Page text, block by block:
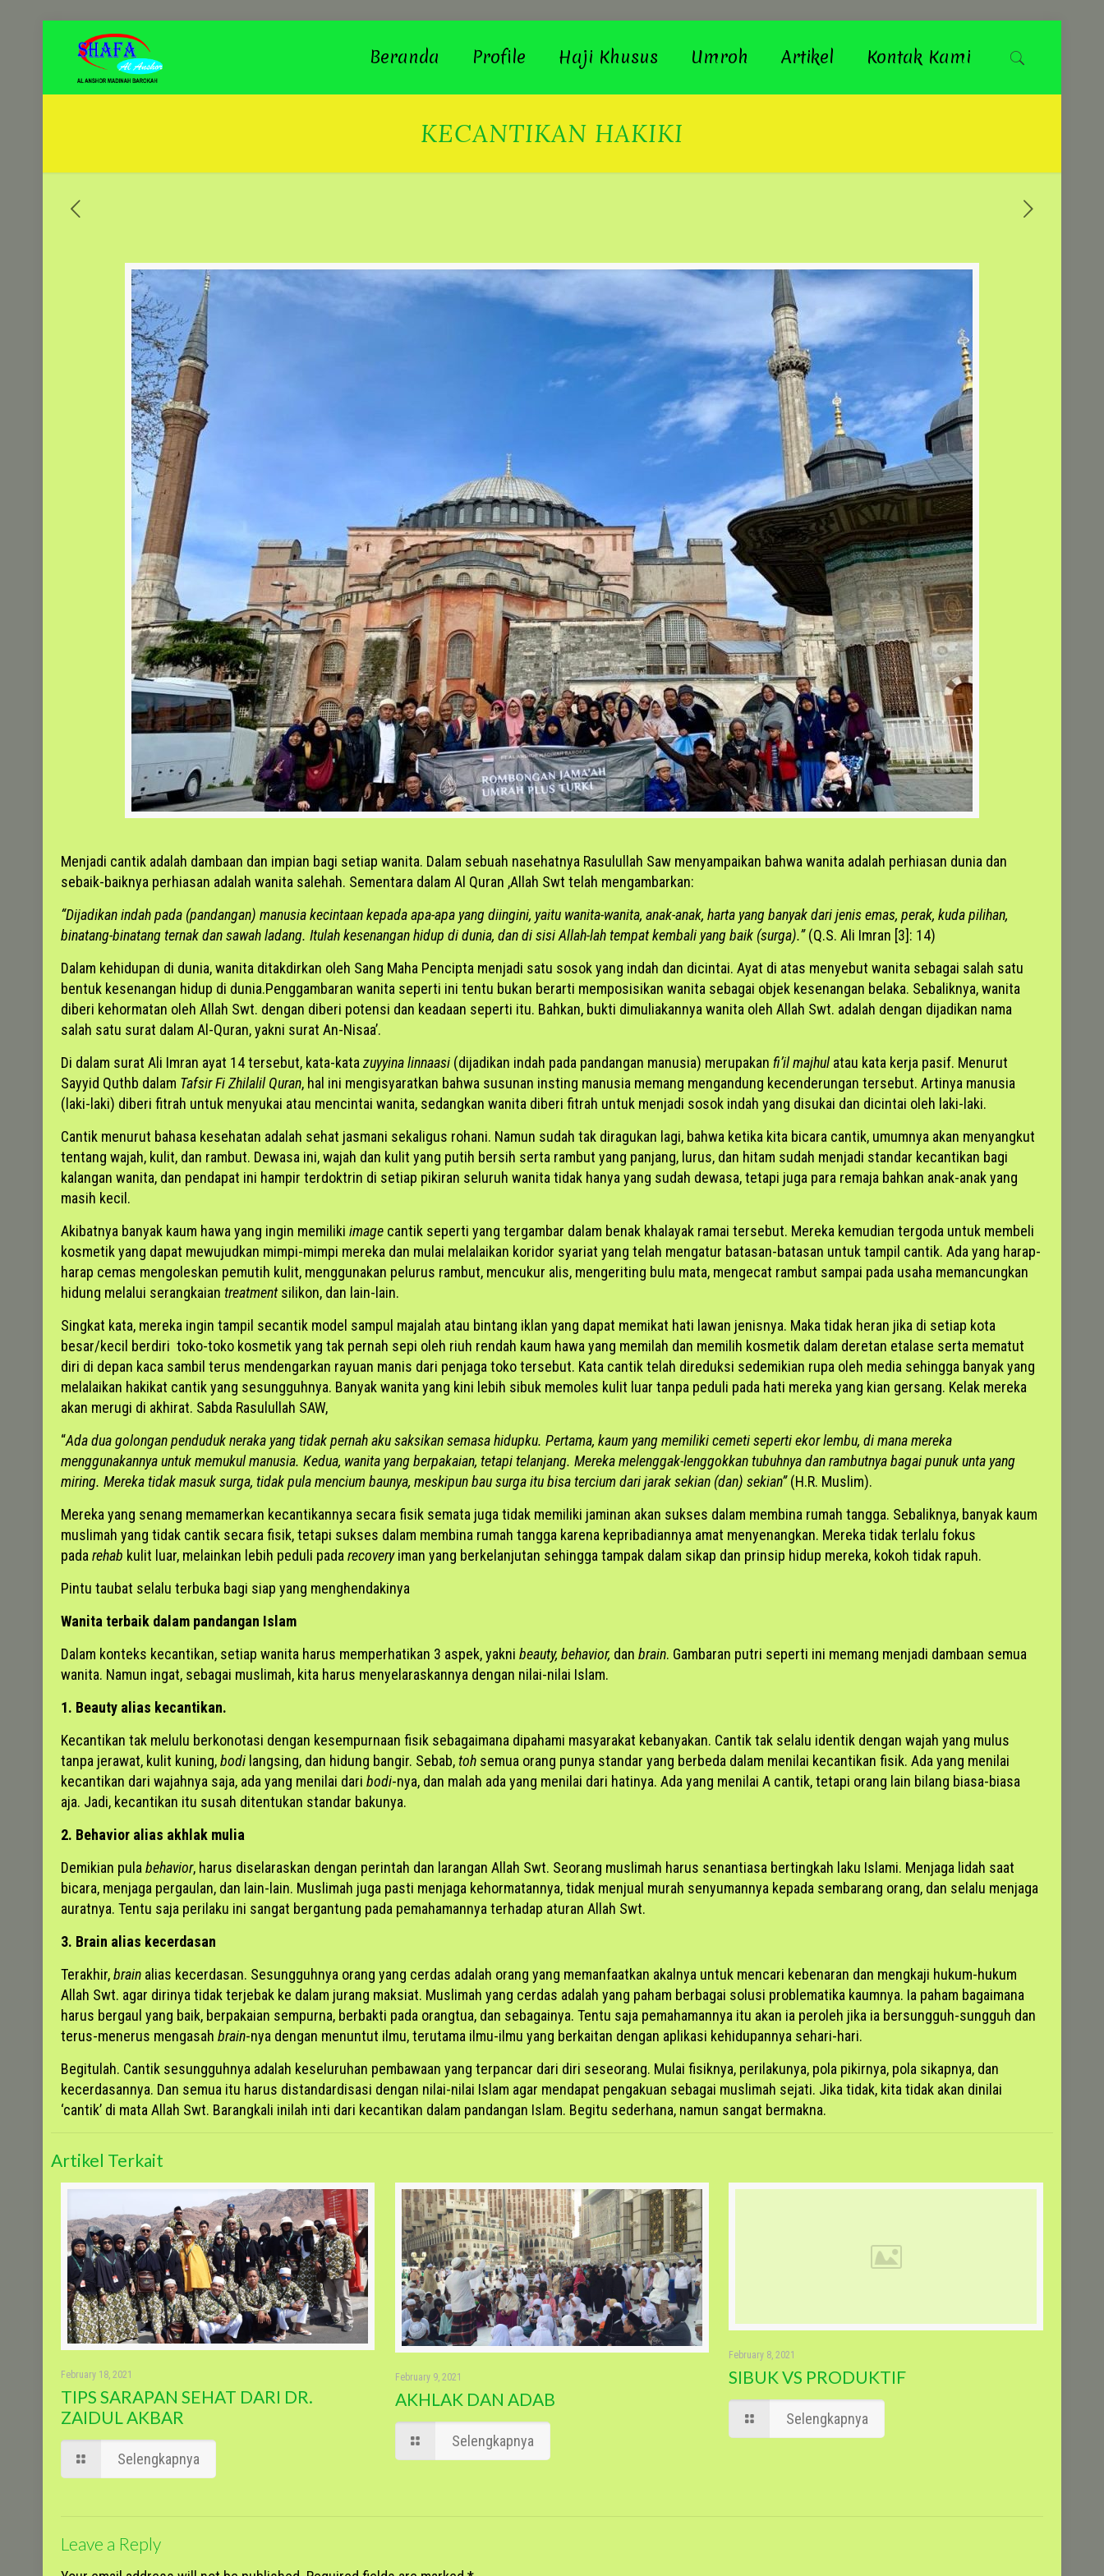
Beranda Profile Haji Khusus Umroh Artikel Kontak Kami
KECANTIKAN HAKIKI
Menjadi cantik adalah dambaan dan impian bagi setiap wanita. Dalam sebuah nasehatnya Rasulullah Saw menyampaikan bahwa wanita adalah perhiasan dunia dan
sebaik-baiknya perhiasan adalah wanita salehah. Sementara dalam Al Quran ,Allah Swt telah mengambarkan:
“Dijadikan indah pada (pandangan) manusia kecintaan kepada apa-apa yang diingini, yaitu wanita-wanita, anak-anak, harta yang banyak dari jenis emas, perak, kuda pilihan,
binatang-binatang ternak dan sawah ladang. Itulah kesenangan hidup di dunia, dan di sisi Allah-lah tempat kembali yang baik (surga).”(Q.S. Ali Imran [3]: 14)
Dalam kehidupan di dunia, wanita ditakdirkan oleh Sang Maha Pencipta menjadi satu sosok yang indah dan dicintai. Ayat di atas menyebut wanita sebagai salah satu
bentuk kesenangan hidup di dunia.Penggambaran wanita seperti ini tentu bukan berarti memposisikan wanita sebagai objek kesenangan belaka. Sebaliknya, wanita
diberi kehormatan oleh Allah Swt. dengan diberi potensi dan keadaan seperti itu. Bahkan, bukti dimuliakannya wanita oleh Allah Swt. adalah dengan dijadikan nama
salah satu surat dalam Al-Quran, yakni surat An-Nisaa’.
Di dalam surat Ali Imran ayat 14 tersebut, kata-katazuyyina linnaasi (dijadikan indah pada pandangan manusia) merupakanfi’il majhulatau kata kerja pasif. Menurut
Sayyid Quthb dalam Tafsir Fi Zhilalil Quran, hal ini mengisyaratkan bahwa susunan insting manusia memang mengandung kecenderungan tersebut. Artinya manusia
(laki-laki) diberi fitrah untuk menyukai atau mencintai wanita, sedangkan wanita diberi fitrah untuk menjadi sosok indah yang disukai dan dicintai oleh laki-laki.
Cantik menurut bahasa kesehatan adalah sehat jasmani sekaligus rohani. Namun sudah tak diragukan lagi, bahwa ketika kita bicara cantik, umumnya akan menyangkut
tentang wajah, kulit, dan rambut. Dewasa ini, wajah dan kulit yang putih bersih serta rambut yang panjang, lurus, dan hitam sudah menjadi standar kecantikan bagi
kalangan wanita, dan pendapat ini hampir terdoktrin di setiap pikiran seluruh wanita tidak hanya yang sudah dewasa, tetapi juga para remaja bahkan anak-anak yang
masih kecil.
Akibatnya banyak kaum hawa yang ingin memilikiimage cantik seperti yang tergambar dalam benak khalayak ramai tersebut. Mereka kemudian tergoda untuk membeli
kosmetik yang dapat mewujudkan mimpi-mimpi mereka dan mulai melalaikan koridor syariat yang telah mengatur batasan-batasan untuk tampil cantik. Ada yang harap-
harap cemas mengoleskan pemutih kulit, menggunakan pelurus rambut, mencukur alis, mengeriting bulu mata, mengecat rambut sampai pada usaha memancungkan
hidung melalui serangkaiantreatmentsilikon, dan lain-lain.
Singkat kata, mereka ingin tampil secantik model sampul majalah atau bintang iklan yang dapat memikat hati lawan jenisnya. Maka tidak heran jika di setiap kota
besar/kecil berdiri toko-toko kosmetik yang tak pernah sepi oleh riuh rendah kaum hawa yang memilah dan memilih kosmetik dalam deretan etalase serta mematut
diri di depan kaca sambil terus mendengarkan rayuan manis dari penjaga toko tersebut. Kata cantik telah direduksi sedemikian rupa oleh media sehingga banyak yang
melalaikan hakikat cantik yang sesungguhnya. Banyak wanita yang kini lebih sibuk memoles kulit luar tanpa peduli pada hati mereka yang kian gersang. Kelak mereka
akan merugi di akhirat. Sabda Rasulullah SAW,
“Ada dua golongan penduduk neraka yang tidak pernah aku saksikan semasa hidupku. Pertama, kaum yang memiliki cemeti seperti ekor lembu, di mana mereka
menggunakannya untuk memukul manusia. Kedua, wanita yang berpakaian, tetapi telanjang. Mereka melenggak-lenggokkan tubuhnya dan rambutnya bagai punuk unta yang
miring. Mereka tidak masuk surga, tidak pula mencium baunya, meskipun bau surga itu bisa tercium dari jarak sekian (dan) sekian”(H.R. Muslim).
Mereka yang senang memamerkan kecantikannya secara fisik semata juga tidak memiliki jaminan akan sukses dalam membina rumah tangga. Sebaliknya, banyak kaum
muslimah yang tidak cantik secara fisik, tetapi sukses dalam membina rumah tangga karena kepribadiannya amat menyenangkan. Mereka tidak terlalu fokus
padarehab kulit luar, melainkan lebih peduli padarecoveryiman yang berkelanjutan sehingga tampak dalam sikap dan prinsip hidup mereka, kokoh tidak rapuh.
Pintu taubat selalu terbuka bagi siap yang menghendakinya
Wanita terbaik dalam pandangan Islam
Dalam konteks kecantikan, setiap wanita harus memperhatikan 3 aspek, yaknibeauty, behavior, danbrain. Gambaran putri seperti ini memang menjadi dambaan semua
wanita. Namun ingat, sebagai muslimah, kita harus menyelaraskannya dengan nilai-nilai Islam.
1. Beauty alias kecantikan.
Kecantikan tak melulu berkonotasi dengan kesempurnaan fisik sebagaimana dipahami masyarakat kebanyakan. Cantik tak selalu identik dengan wajah yang mulus
tanpa jerawat, kulit kuning,bodi langsing, dan hidung bangir. Sebab,toh semua orang punya standar yang berbeda dalam menilai kecantikan fisik. Ada yang menilai
kecantikan dari wajahnya saja, ada yang menilai daribodi-nya, dan malah ada yang menilai dari hatinya. Ada yang menilai A cantik, tetapi orang lain bilang biasa-biasa
aja. Jadi, kecantikan itu susah ditentukan standar bakunya.
2. Behavior alias akhlak mulia
Demikian pulabehavior, harus diselaraskan dengan perintah dan larangan Allah Swt. Seorang muslimah harus senantiasa bertingkah laku Islami. Menjaga lidah saat
bicara, menjaga pergaulan, dan lain-lain. Muslimah juga pasti menjaga kehormatannya, tidak menjual murah senyumannya kepada sembarang orang, dan selalu menjaga
auratnya. Tentu saja perilaku ini sangat bergantung pada pemahamannya terhadap aturan Allah Swt.
3. Brain alias kecerdasan
Terakhir,brain alias kecerdasan. Sesungguhnya orang yang cerdas adalah orang yang memanfaatkan akalnya untuk mencari kebenaran dan mengkaji hukum-hukum
Allah Swt. agar dirinya tidak terjebak ke dalam jurang maksiat. Muslimah yang cerdas adalah yang paham berbagai solusi problematika kaumnya. Ia paham bagaimana
harus bergaul yang baik, berpakaian sempurna, berbakti pada orangtua, dan sebagainya. Tentu saja pemahamannya itu akan ia peroleh jika ia bersungguh-sungguh dan
terus-menerus mengasahbrain-nya dengan menuntut ilmu, terutama ilmu-ilmu yang berkaitan dengan aplikasi kehidupannya sehari-hari.
Begitulah. Cantik sesungguhnya adalah keseluruhan pembawaan yang terpancar dari diri seseorang. Mulai fisiknya, perilakunya, pola pikirnya, pola sikapnya, dan
kecerdasannya. Dan semua itu harus distandardisasi dengan nilai-nilai Islam agar mendapat pengakuan sebagai muslimah sejati. Jika tidak, kita tidak akan dinilai
‘cantik’ di mata Allah Swt. Barangkali inilah inti dari kecantikan dalam pandangan Islam. Begitu sederhana, namun sangat bermakna.
Artikel Terkait
February 18, 2021
TIPS SARAPAN SEHAT DARI DR.
ZAIDUL AKBAR
Selengkapnya
February 9, 2021
AKHLAK DAN ADAB
Selengkapnya
February 8, 2021
SIBUK VS PRODUKTIF
Selengkapnya
Leave a Reply